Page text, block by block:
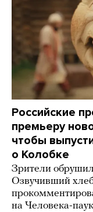
Российские
премьеру
чтобы
о Колобке
Зрители
Озвучивший
на Человека-